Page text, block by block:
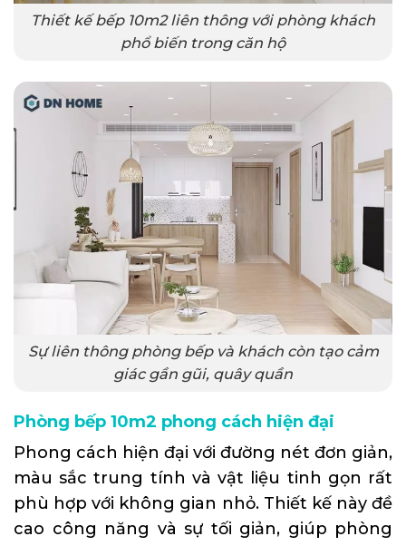
Thiết kế bếp 10m2 liên thông với phòng khách
phổ biến trong căn hộ
Sự liên thông phòng bếp và khách còn tạo cảm
giác gần gũi, quây quần
Phòng bếp 10m2 phong cách hiện đại
Phong cách hiện đại với đường nét đơn giản,
màu sắc trung tính và vật liệu tinh gọn rất
phù hợp với không gian nhỏ. Thiết kế này đề
cao công năng và sự tối giản, giúp phòng